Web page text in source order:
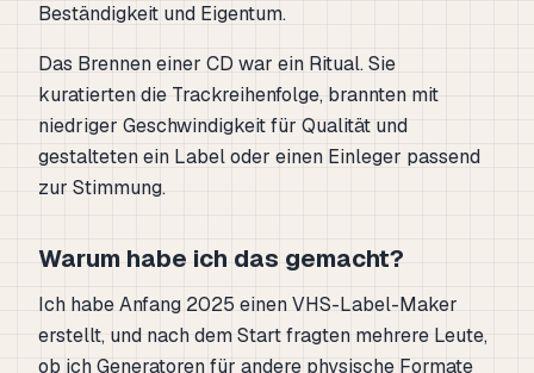
Beständigkeit und Eigentum.
Das Brennen einer CD war ein Ritual. Sie
kuratierten die Trackreihenfolge, brannten mit
niedriger Geschwindigkeit für Qualität und
gestalteten ein Label oder einen Einleger passend
zur Stimmung.
Warum habe ich das gemacht?
Ich habe Anfang 2025 einen VHS-Label-Maker
erstellt, und nach dem Start fragten mehrere Leute,
ob ich Generatoren für andere physische Formate